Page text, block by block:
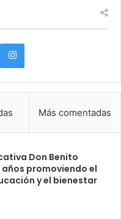
Más comentadas
Don Benito
promoviendo el
y el bienestar